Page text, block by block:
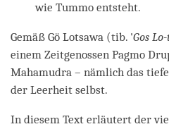
wie Tummo entsteht.
Gemäß Gö Lotsawa (tib. 'Gos
einem Zeitgenossen Pagmo
Mahamudra – nämlich das
der Leerheit selbst.
In diesem Text erläutert der